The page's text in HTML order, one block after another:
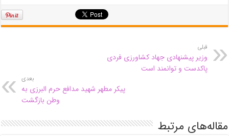
قبلی
وزیر پیشنهادی جهاد کشاورزی فردی
پاکدست و توانمند است
بعدی
پیکر مطهر شهید مدافع حرم البرزی به
وطن بازگشت
مقاله‌های مرتبط